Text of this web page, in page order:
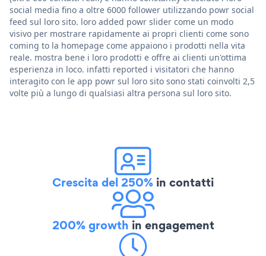
social media fino a oltre 6000 follower utilizzando powr social
feed sul loro sito. loro added powr slider come un modo
visivo per mostrare rapidamente ai propri clienti come sono
coming to la homepage come appaiono i prodotti nella vita
reale. mostra bene i loro prodotti e offre ai clienti un'ottima
esperienza in loco. infatti reported i visitatori che hanno
interagito con le app powr sul loro sito sono stati coinvolti 2,5
volte più a lungo di qualsiasi altra persona sul loro sito.
Crescita del 250% in contatti
200% growth in engagement